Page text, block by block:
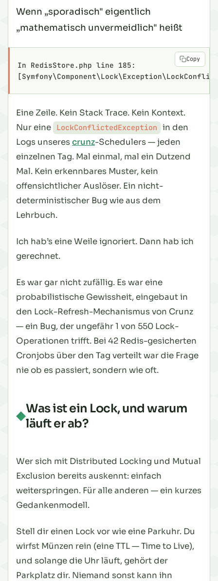
Wenn „sporadisch" eigentlich
„mathematisch unvermeidlich" heißt
In RedisStore.php line 185:
Copy
Eine Zeile. Kein Stack Trace. Kein Kontext.
Nur eine LockConflictedException in den
Logs unserescrunz-Schedulers — jeden
einzelnen Tag. Mal einmal, mal ein Dutzend
Mal. Kein erkennbares Muster, kein
offensichtlicher Auslöser. Ein nicht-
deterministischer Bug wie aus dem
Lehrbuch.
Ich hab’s eine Weile ignoriert. Dann hab ich
gerechnet.
Es war gar nicht zufällig. Es war eine
probabilistische Gewissheit, eingebaut in
den Lock-Refresh-Mechanismus von Crunz
— ein Bug, der ungefähr 1 von 550 Lock-
Operationen trifft. Bei 42 Redis-gesicherten
Cronjobs über den Tag verteilt war die Frage
nie ob es passiert, sondern wie oft.
Was ist ein Lock, und warum
läuft er ab?
Wer sich mit Distributed Locking und Mutual
Exclusion bereits auskennt: einfach
weiterspringen. Für alle anderen — ein kurzes
Gedankenmodell.
Stell dir einen Lock vor wie eine Parkuhr. Du
wirfst Münzen rein (eine TTL — Time to Live),
und solange die Uhr läuft, gehört der
Parkplatz dir. Niemand sonst kann ihn